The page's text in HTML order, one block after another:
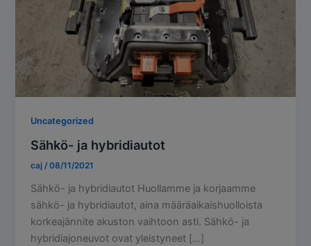
Uncategorized
Sähkö- ja hybridiautot
caj/08/11/2021
Sähkö- ja hybridiautot Huollamme ja korjaamme
sähkö- ja hybridiautot, aina määräaikaishuolloista
korkeajännite akuston vaihtoon asti. Sähkö- ja
hybridiajoneuvot ovat yleistyneet […]